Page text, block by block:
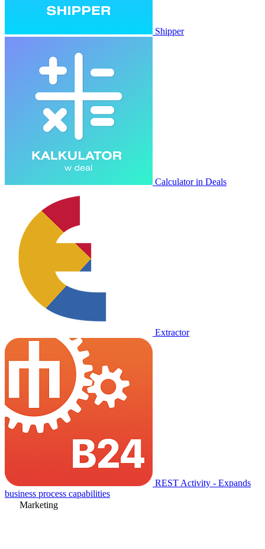
Shipper
Calculator in Deals
Extractor
REST Activity - Expands
business process capabilities
Marketing